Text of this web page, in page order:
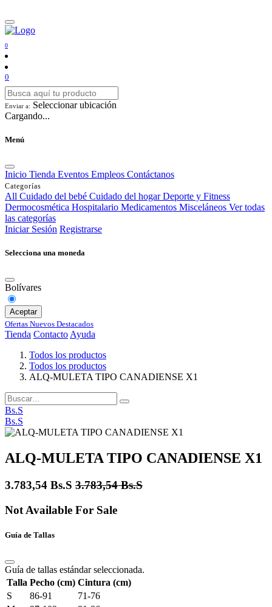
0
0
Enviar a: Seleccionar ubicación
Cargando...
Menú
Inicio Tienda Eventos Empleos Contáctanos
Categorías
All Cuidado del bebé Cuidado del hogar Deporte y Fitness
Dermocosmética Hospitalario Medicamentos Misceláneos Ver todas
las categorías
Iniciar Sesión Registrarse
Selecciona una moneda
Bolívares
Aceptar
Ofertas Nuevos Destacados
Tienda Contacto Ayuda
Todos los productos
Todos los productos
ALQ-MULETA TIPO CANADIENSE X1
Bs.S
Bs.S
ALQ-MULETA TIPO CANADIENSE X1
3.783,54 Bs.S 3.783,54Bs.S
Not Available For Sale
Guía de Tallas
Guía de tallas estándar seleccionada.
Talla Pecho (cm) Cintura (cm)
S
86-91
71-76